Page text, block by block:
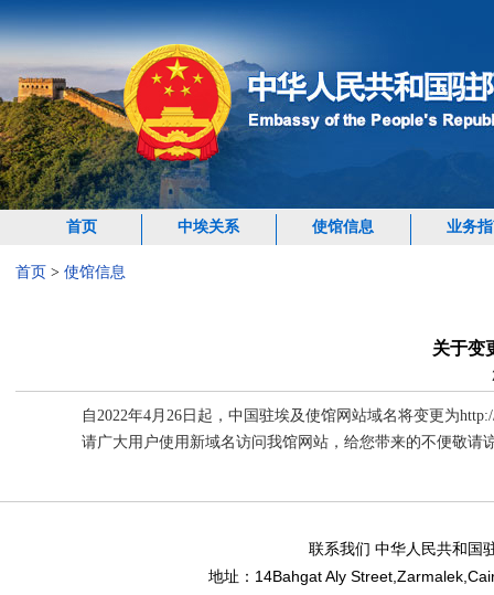
首页 中埃关系 使馆信息 业务
首页 > 使馆信息
关于变
自2022年4月26日起，中国驻埃及使馆网站域名将变更为http://
请广大用户使用新域名访问我馆网站，给您带来的不便敬请
联系我们 中华人民共和国
地址： 14Bahgat Aly